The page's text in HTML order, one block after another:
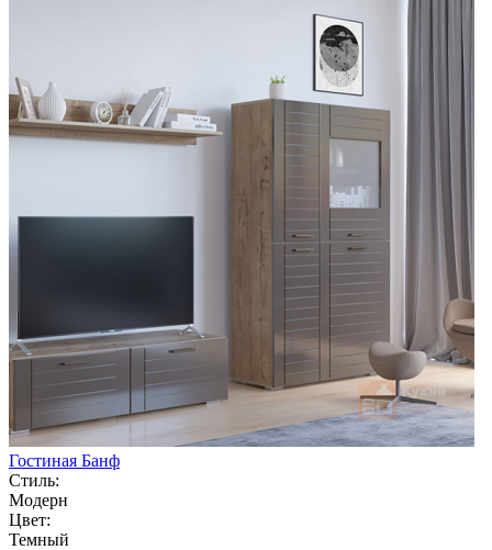
Гостиная Банф
Стиль:
Модерн
Цвет:
Темный